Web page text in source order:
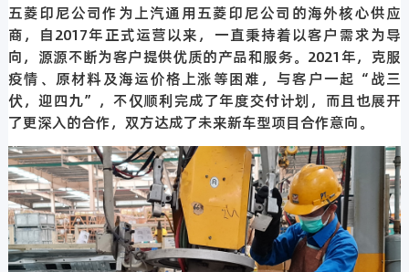
五菱印尼公司作为上汽通用五菱印尼公司的海外核心供应
商，自2017年正式运营以来，一直秉持着以客户需求为导
向，源源不断为客户提供优质的产品和服务。2021年，克服
疫情、原材料及海运价格上涨等困难，与客户一起“战三
伏，迎四九”，不仅顺利完成了年度交付计划，而且也展开
了更深入的合作，双方达成了未来新车型项目合作意向。